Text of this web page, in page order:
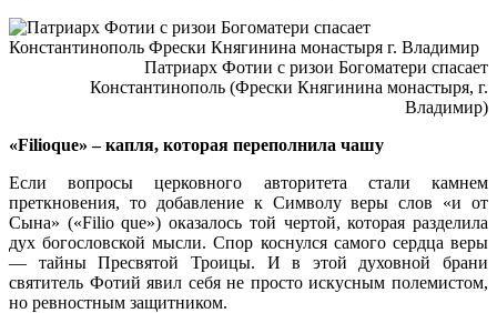
Патриарх Фотии с ризои Богоматери спасает
Константинополь (Фрески Княгинина монастыря, г.
Владимир)
«Filioque» – капля, которая переполнила чашу
Если вопросы церковного авторитета стали камнем
преткновения, то добавление к Символу веры слов «и от
Сына» («Filio que») оказалось той чертой, которая разделила
дух богословской мысли. Спор коснулся самого сердца веры
— тайны Пресвятой Троицы. И в этой духовной брани
святитель Фотий явил себя не просто искусным полемистом,
но ревностным защитником.